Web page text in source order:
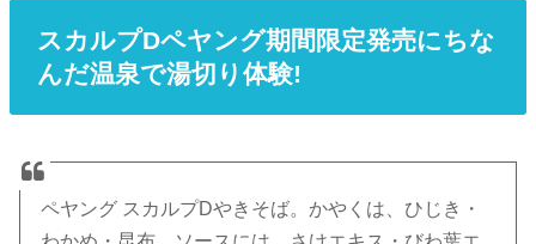
スカルプDペヤング期間限定発売にちな
んだ温泉で湯切り体験!
ペヤング スカルプDやきそば。かやくは、ひじき・